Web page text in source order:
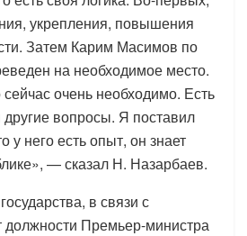
укрепления, повышения
Затем Карим Масимов по
на необходимое место.
очень необходимо. Есть
вопросы. Я поставил
у него есть опыт, он знает
— сказал Н. Назарбаев.
в связи с
Премьер-министра